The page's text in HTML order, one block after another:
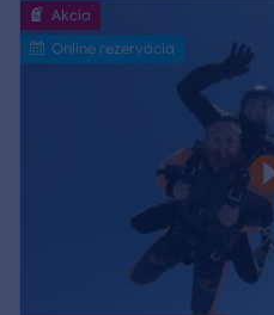
Akcia
Online rezervácia